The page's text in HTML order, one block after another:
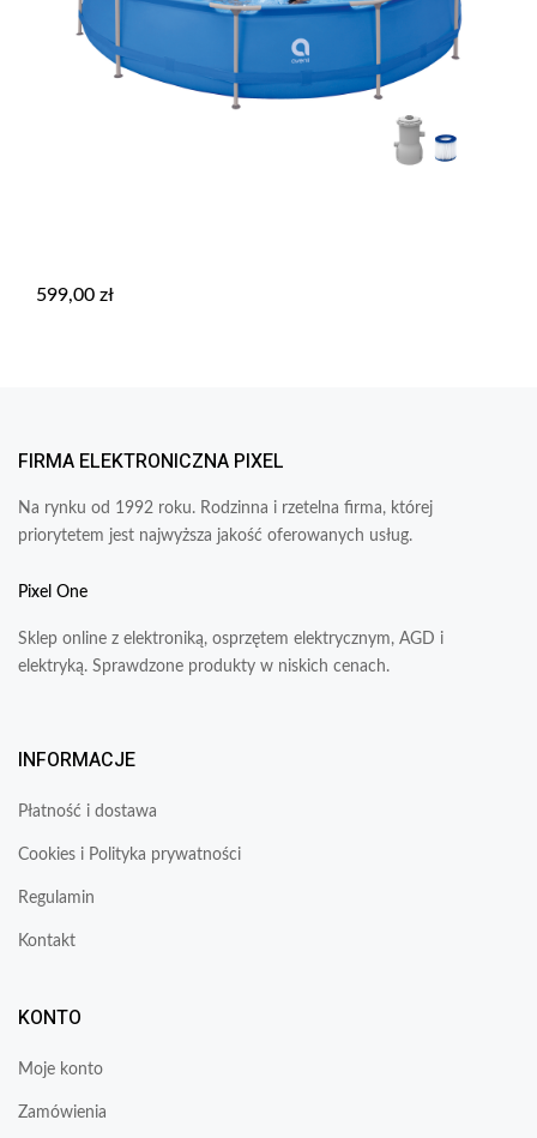
599,00 zł
FIRMA ELEKTRONICZNA PIXEL
Na rynku od 1992 roku. Rodzinna i rzetelna firma, której
priorytetem jest najwyższa jakość oferowanych usług.
Pixel One
Sklep online z elektroniką, osprzętem elektrycznym, AGD i
elektryką. Sprawdzone produkty w niskich cenach.
INFORMACJE
Płatność i dostawa
Cookies i Polityka prywatności
Regulamin
Kontakt
KONTO
Moje konto
Zamówienia